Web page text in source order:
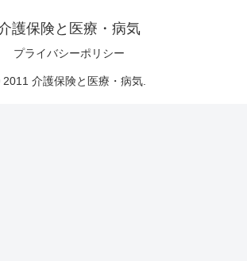
護保険と医療・病気
プライバシーポリシー
介護保険と医療・病気.